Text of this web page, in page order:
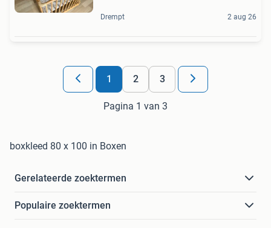
Drempt 2 aug 26
1 2 3
Pagina 1 van 3
boxkleed 80 x 100 in Boxen
Gerelateerde zoektermen
Populaire zoektermen